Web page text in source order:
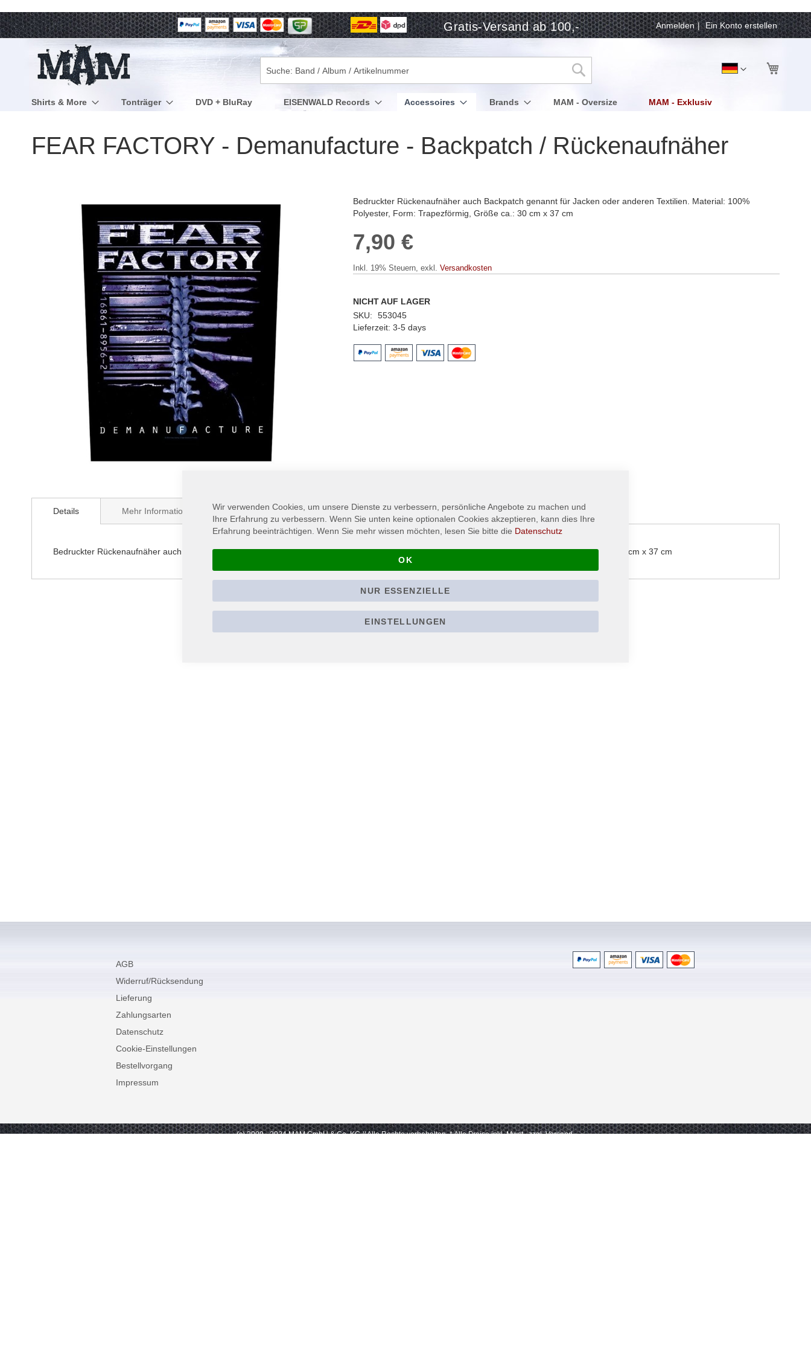
Gratis-Versand ab 100,-
Direkt
Inhalt
Anmelden Ein Konto erstellen
SpracheDeutsch
Suche
Shirts & More
Tonträger DVD + BluRay EISENWALD Records Accessoires Brands MAM - Oversize MAM - Exklusiv
FEAR FACTORY - Demanufacture - Backpatch / Rückenaufnäher
Bedruckter Rückenaufnäher auch Backpatch genannt für Jacken oder anderen Textilien. Material: 100%
Polyester, Form: Trapezförmig, Größe ca.: 30 cm x 37 cm
7,90 €
Inkl. 19% Steuern,exkl.Versandkosten
NICHT AUF LAGER
SKU
553045
Lieferzeit 3-5 days
Anfang
Details
Bedruckter Rückenaufnäher auch Backpatch genannt für Jacken oder anderen Textilien. Material: 100% Polyester, Form: Trapezförmig, Größe ca.: 30 cm x 37 cm
Mehr Informationen
AGB
Widerruf/Rücksendung
Lieferung
Zahlungsarten
Datenschutz
Cookie-Einstellungen
Bestellvorgang
Impressum
(c) 2009 - 2024 MAM GmbH & Co. KG // Alle Rechte vorbehalten. * Alle Preise inkl. Mwst., zzgl. Versand.
Wir verwenden Cookies, um unsere Dienste zu verbessern, persönliche Angebote zu machen und
Ihre Erfahrung zu verbessern. Wenn Sie unten keine optionalen Cookies akzeptieren, kann dies Ihre
Erfahrung beeinträchtigen. Wenn Sie mehr wissen möchten, lesen Sie bitte die Datenschutz
OK
NUR ESSENZIELLE
EINSTELLUNGEN